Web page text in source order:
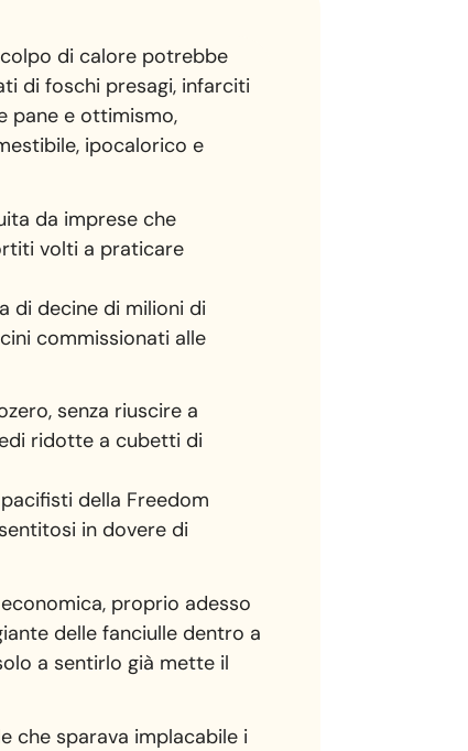
di calore potrebbe
di foschi presagi, infarciti
pane e ottimismo,
ipocalorico e
da imprese che
volti a praticare
di decine di milioni di
commissionati alle
senza riuscire a
ridotte a cubetti di
della Freedom
in dovere di
proprio adesso
delle fanciulle dentro a
a sentirlo già mette il
che sparava implacabile i